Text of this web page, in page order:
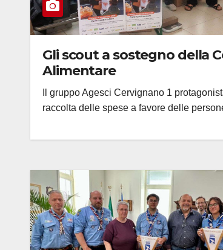
Gli scout a sostegno della
Alimentare
Il gruppo Agesci Cervignano 1
raccolta delle spese a favore delle